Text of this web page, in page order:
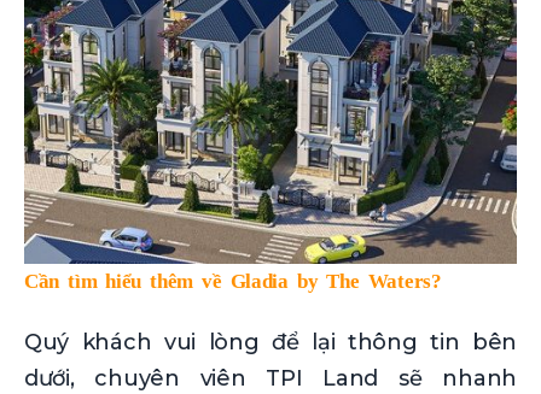
Cần tìm hiểu thêm về Gladia by The Waters?
Quý khách vui lòng để lại thông tin bên
dưới, chuyên viên TPI Land sẽ nhanh